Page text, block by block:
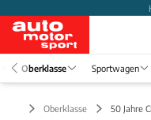
Oberklasse Sportwagen
Oberklasse 50 Jahre